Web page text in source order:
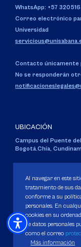
WhatsApp: +57
Correo electrónico
Universidad
Contacto únicamente
No se responderán
UBICACIÓN
Campus del Puente
Bogotá.Chía,
Personería Jurídica:
Ministerio de Educación
Política de
Al navegar en este
tratamiento de sus
conforme a su
personales. En
cookies en su
de datos personales
como el correo
Más información